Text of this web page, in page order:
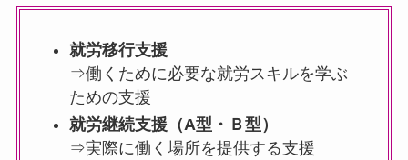
就労移行支援
⇒働くために必要な就労スキルを学ぶ
ための支援
就労継続支援（A型・Ｂ型）
⇒実際に働く場所を提供する支援